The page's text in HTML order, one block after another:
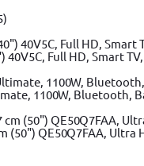
40V5C, Full HD, Smart
1100W, Bluetooth,
(50") QE50Q7FAA, Ultra